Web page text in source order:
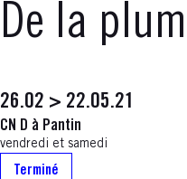
De la
26.02 > 22.05.21
CN D à Pantin
vendredi et samedi
Terminé